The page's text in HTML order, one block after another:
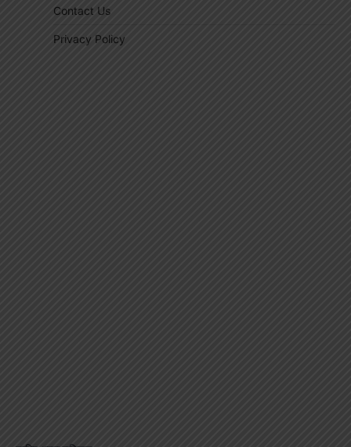
Contact Us
Privacy Policy